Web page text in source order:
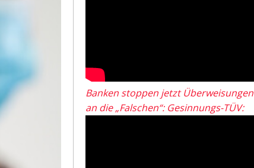
Banken stoppen jetzt Überweisungen
an die „Falschen“: Gesinnungs-TÜV: